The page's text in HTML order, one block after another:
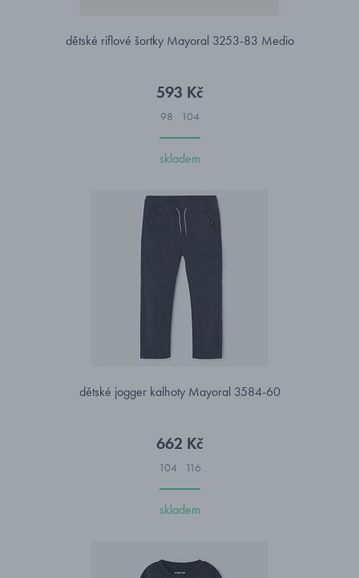
dětské riflové šortky Mayoral 3253-83 Medio
593 Kč
98 104
skladem
dětské jogger kalhoty Mayoral 3584-60
662 Kč
104 116
skladem